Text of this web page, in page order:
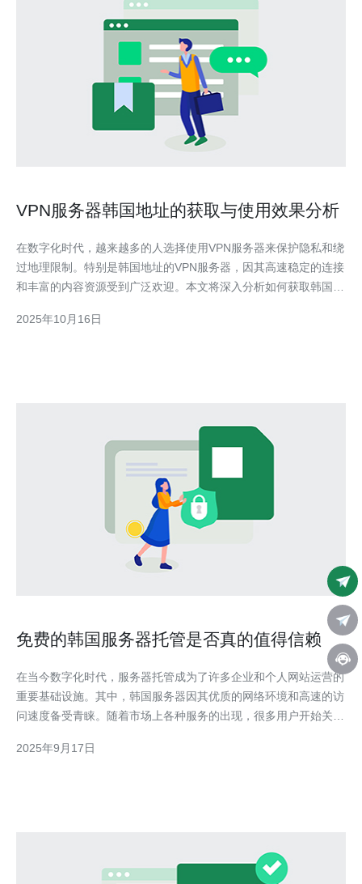
VPN服务器韩国地址的获取与使用效果分析
在数字化时代，越来越多的人选择使用VPN服务器来保护隐私和绕
过地理限制。特别是韩国地址的VPN服务器，因其高速稳定的连接
和丰富的内容资源受到广泛欢迎。本文将深入分析如何获取韩国
何获取VPN服务器韩国地址？ 获取VPN服务器韩国地址的方法有
2025年10月16日
免费的韩国服务器托管是否真的值得信赖
在当今数字化时代，服务器托管成为了许多企业和个人网站运营的
重要基础设施。其中，韩国服务器因其优质的网络环境和高速的访
问速度备受青睐。随着市场上各种服务的出现，很多用户开始关注
呢？本文将对免费韩国服务器进行详尽的评测与介绍，帮助您做出
2025年9月17日